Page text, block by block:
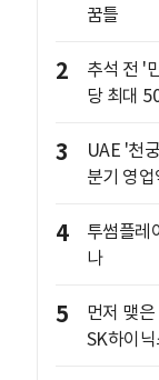
꿈틀
2
추석 전 '
당 최대
3
UAE '천
분기 영
4
투썸플레
나
5
먼저 맺
SK하이